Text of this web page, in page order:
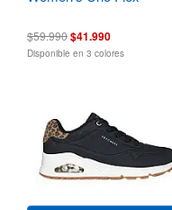
$59.990$41.990
Disponible en 3 colores